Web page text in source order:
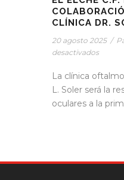
CLÍNICA DR.
20 agosto 2025 /
desactivados
La clínica
L. Soler será la
oculares a la